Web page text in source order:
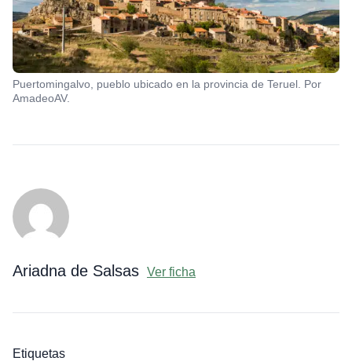
Puertomingalvo, pueblo ubicado en la provincia de Teruel. Por
AmadeoAV.
Ariadna de Salsas Ver ficha
Etiquetas